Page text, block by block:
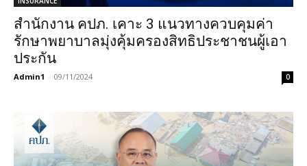
สำนักงาน คปภ. เคาะ 3 แนวทางควบคุมค่า
รักษาพยาบาลมุ่งคุ้มครองสิทธิประชาชนผู้เอา
ประกัน
Admin1 - 09/11/2024 0